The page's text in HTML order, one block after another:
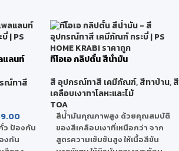
บ้าน
เกรด
รองรับ
แลนท์
ณ์ทาสี
ว ป้องกัน
งกัน
ทีโอเอ กลิปตั้น สีน้ำมัน
สี อุปกรณ์ทาสี เคมีภัณฑ์,สีทาบ้าน,สี
เคลือบเงาทาโลหะและไม้
TOA
สีน้ำมันคุณภาพสูง ด้วยคุณสมบัติ
ของสีเคลือบเงาที่เหนือกว่า จาก
สูตรความเข้มข้นสูง ให้เนื้อสีข้น